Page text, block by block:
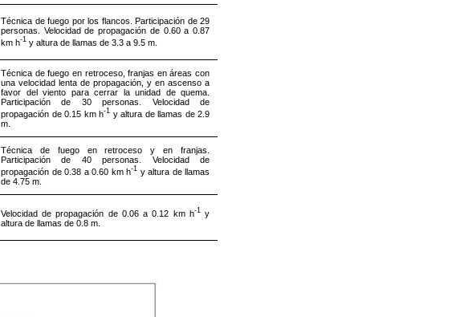
Técnica de fuego por los flancos. Participación de 29
personas. Velocidad de propagación de 0.60 a 0.87
km h-1 y altura de llamas de 3.3 a 9.5 m.
Técnica de fuego en retroceso, franjas en áreas con
una velocidad lenta de propagación, y en ascenso a
favor del viento para cerrar la unidad de quema.
Participación de 30 personas. Velocidad de
propagación de 0.15 km h-1 y altura de llamas de 2.9
m.
Técnica de fuego en retroceso y en franjas.
Participación de 40 personas. Velocidad de
propagación de 0.38 a 0.60 km h-1 y altura de llamas
de 4.75 m.
Velocidad de propagación de 0.06 a 0.12 km h-1y
altura de llamas de 0.8 m.